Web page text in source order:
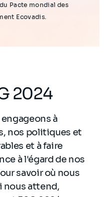
Pacte mondial des
Ecovadis.
2024
à
nos politiques et
et à faire
à l'égard de nos
savoir où nous
nous attend,